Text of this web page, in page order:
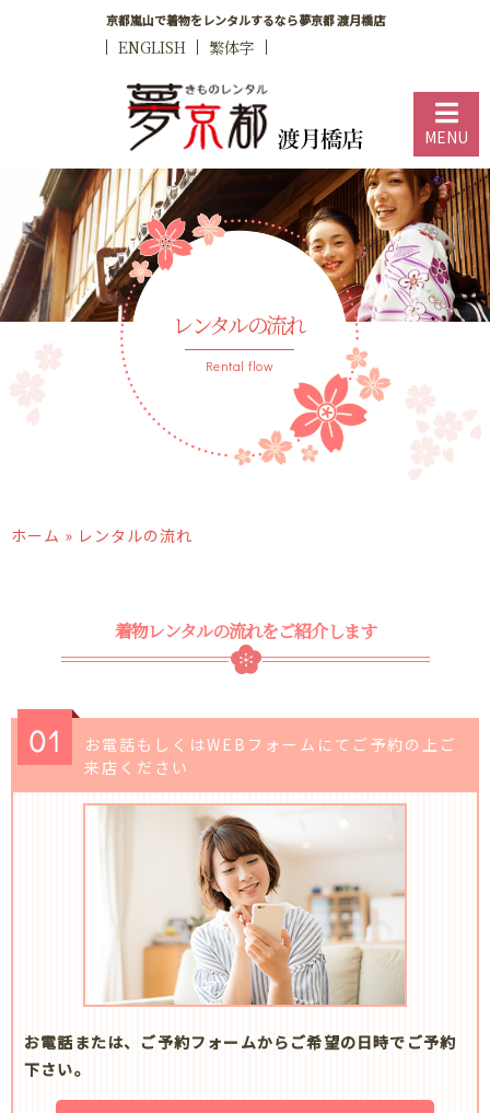
京都嵐山で着物をレンタルするなら夢京都 渡月橋店
ENGLISH 繁体字
MENU
レンタルの流れ
Rental flow
ホーム » レンタルの流れ
着物レンタルの流れをご紹介します
お電話もしくはWEBフォームにてご予約の上ご
来店ください
お電話または、ご予約フォームからご希望の日時でご予約
下さい。